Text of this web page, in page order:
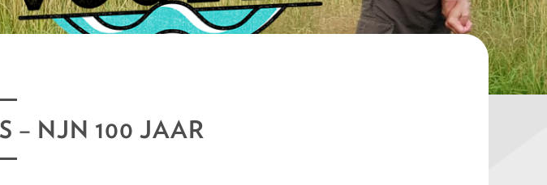
– NJN 100 JAAR